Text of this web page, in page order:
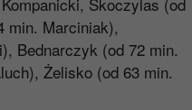
min. Marciniak),
Bednarczyk (od 72 min.
Żelisko (od 63 min.